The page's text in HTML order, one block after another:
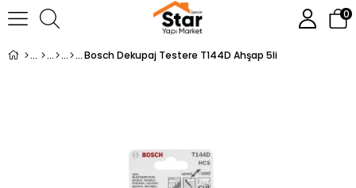
0
Bosch Dekupaj Testere T144D Ahşap 5li